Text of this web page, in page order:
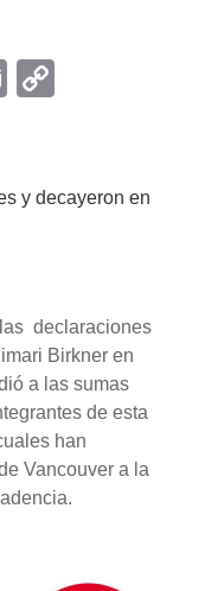
EmailCopy
y decayeron en
declaraciones
Birkner en
a las sumas
de esta
han
Vancouver a la